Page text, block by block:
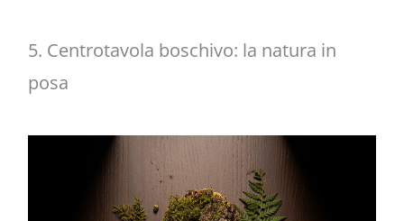
5. Centrotavola boschivo: la natura in
posa